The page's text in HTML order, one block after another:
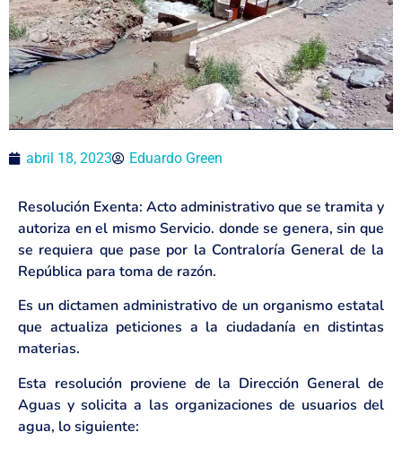
abril 18, 2023 Eduardo Green
Resolución Exenta: Acto administrativo que se tramita y
autoriza en el mismo Servicio. donde se genera, sin que
se requiera que pase por la Contraloría General de la
República para toma de razón.
Es un dictamen administrativo de un organismo estatal
que actualiza peticiones a la ciudadanía en distintas
materias.
Esta resolución proviene de la Dirección General de
Aguas y solicita a las organizaciones de usuarios del
agua, lo siguiente: